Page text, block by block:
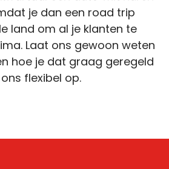
je dan een road trip
land om al je klanten te
Laat ons gewoon weten
hoe je dat graag geregeld
flexibel op.